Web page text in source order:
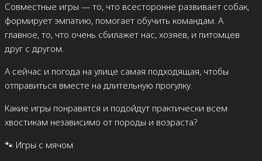
Совместные игры — то, что всесторонне развивает собак,
формирует эмпатию, помогает обучить командам. А
главное, то, что очень сбилажет нас, хозяев, и питомцев
друг с другом.
А сейчас и погода на улице самая подходящая, чтобы
отправиться вместе на длительную прогулку.
Какие игры понравятся и подойдут практически всем
хвостикам независимо от породы и возраста?
🐾 Игры с мячом